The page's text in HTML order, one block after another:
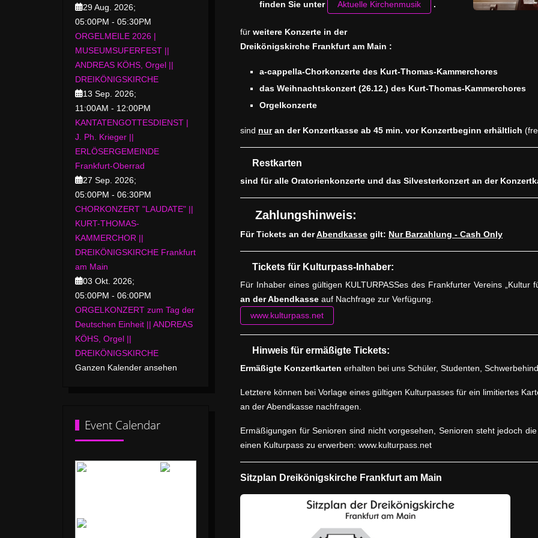
29 Aug. 2026;
05:00PM - 05:30PM
ORGELMEILE 2026 |
MUSEUMSUFERFEST ||
ANDREAS KÖHS, Orgel ||
DREIKÖNIGSKIRCHE
13 Sep. 2026;
11:00AM - 12:00PM
KANTATENGOTTESDIENST |
J. Ph. Krieger ||
ERLÖSERGEMEINDE
Frankfurt-Oberrad
27 Sep. 2026;
05:00PM - 06:30PM
CHORKONZERT "LAUDATE" ||
KURT-THOMAS-
KAMMERCHOR ||
DREIKÖNIGSKIRCHE Frankfurt
am Main
03 Okt. 2026;
05:00PM - 06:00PM
ORGELKONZERT zum Tag der
Deutschen Einheit || ANDREAS
KÖHS, Orgel ||
DREIKÖNIGSKIRCHE
Ganzen Kalender ansehen
Event Calendar
finden Sie unter Aktuelle Kirchenmusik .
für weitere Konzerte in der
Dreikönigskirche Frankfurt am Main :
a-cappella-Chorkonzerte des Kurt-Thomas-Kammerchores
das Weihnachtskonzert (26.12.) des Kurt-Thomas-Kammerchores
Orgelkonzerte
sind nuran der Konzertkasse ab 45 min. vor Konzertbeginn erhältlich
Restkarten
sind für alle Oratorienkonzerte und das Silvesterkonzert an der
Zahlungshinweis:
Für Tickets an derAbendkasse gilt: Nur Barzahlung - Cash Only
Tickets für Kulturpass-Inhaber:
Für Inhaber eines gültigen KULTURPASSes des Frankfurter Vereins „Kultur
an der Abendkasse auf Nachfrage zur Verfügung.
www.kulturpass.net
Hinweis für ermäßigte Tickets:
Ermäßigte Konzertkarten erhalten bei uns Schüler, Studenten,
Letztere können bei Vorlage eines gültigen Kulturpasses für ein limitiertes
an der Abendkasse nachfragen.
Ermäßigungen für Senioren sind nicht vorgesehen, Senioren steht jedoch
einen Kulturpass zu erwerben: www.kulturpass.net
Sitzplan Dreikönigskirche Frankfurt am Main